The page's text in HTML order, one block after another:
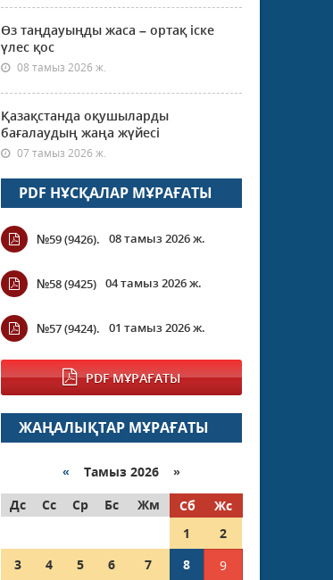
Өз таңдауыңды жаса – ортақ іске
үлес қос
08 тамыз 2026 ж.
Қазақстанда оқушыларды
бағалаудың жаңа жүйесі
07 тамыз 2026 ж.
PDF НҰСҚАЛАР МҰРАҒАТЫ
№59 (9426). 08 тамыз 2026 ж.
№58 (9425) 04 тамыз 2026 ж.
№57 (9424). 01 тамыз 2026 ж.
PDF МҰРАҒАТЫ
ЖАҢАЛЫҚТАР МҰРАҒАТЫ
« Тамыз 2026 »
Дс
Сс Ср Бс Жм Сб
Жс
1
2
3
4 5 6 7 8 9